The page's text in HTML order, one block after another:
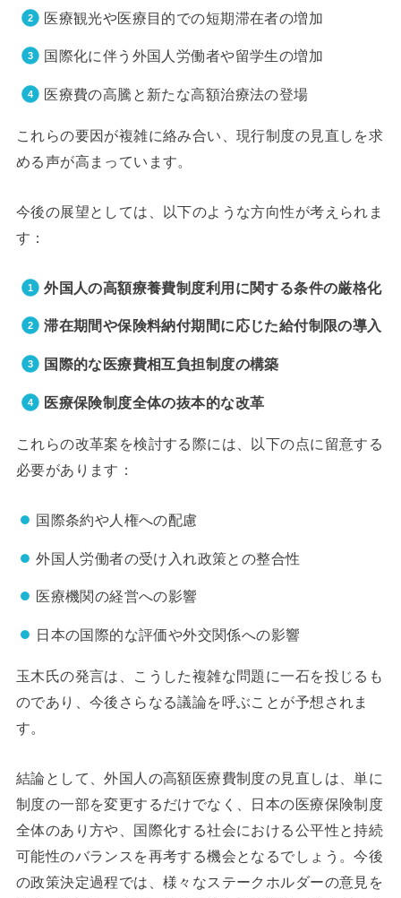
医療観光や医療目的での短期滞在者の増加
国際化に伴う外国人労働者や留学生の増加
医療費の高騰と新たな高額治療法の登場
これらの要因が複雑に絡み合い、現行制度の見直しを求
める声が高まっています。
今後の展望としては、以下のような方向性が考えられま
す：
外国人の高額療養費制度利用に関する条件の厳格化
滞在期間や保険料納付期間に応じた給付制限の導入
国際的な医療費相互負担制度の構築
医療保険制度全体の抜本的な改革
これらの改革案を検討する際には、以下の点に留意する
必要があります：
国際条約や人権への配慮
外国人労働者の受け入れ政策との整合性
医療機関の経営への影響
日本の国際的な評価や外交関係への影響
玉木氏の発言は、こうした複雑な問題に一石を投じるも
のであり、今後さらなる議論を呼ぶことが予想されま
す。
結論として、外国人の高額医療費制度の見直しは、単に
制度の一部を変更するだけでなく、日本の医療保険制度
全体のあり方や、国際化する社会における公平性と持続
可能性のバランスを再考する機会となるでしょう。今後
の政策決定過程では、様々なステークホルダーの意見を